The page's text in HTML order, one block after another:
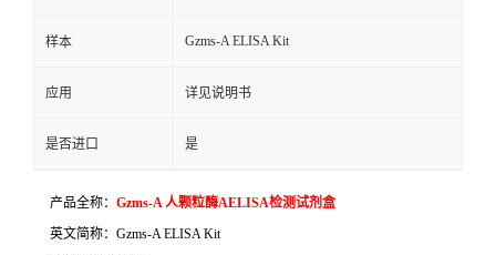
样本 Gzms-A ELISA Kit
应用 详见说明书
是否进口 是
产品全称： Gzms-A人颗粒酶AELISA检测试剂盒
英文简称： Gzms-A ELISA Kit